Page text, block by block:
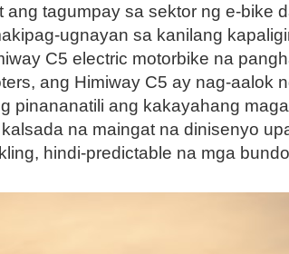
tagumpay sa sektor ng e-bike
ugnayan sa kanilang
C5 electric motorbike na
ang Himiway C5 ay nag-aalok
pinananatili ang kakayahang
na maingat na dinisenyo
hindi-predictable na mga